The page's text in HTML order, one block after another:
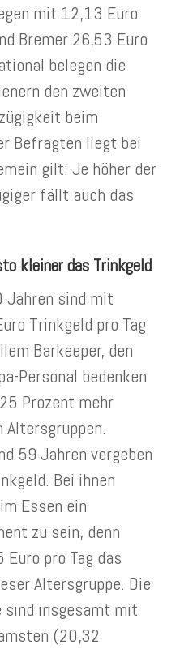
mit 12,13 Euro
Bremer 26,53 Euro
belegen die
den zweiten
beim
Befragten liegt bei
gilt: Je höher der
fällt auch das
kleiner das Trinkgeld
Jahren sind mit
Trinkgeld pro Tag
Barkeeper, den
Personal bedenken
Prozent mehr
Altersgruppen.
59 Jahren vergeben
Bei ihnen
Essen ein
zu sein, denn
pro Tag das
Altersgruppe. Die
sind insgesamt mit
(20,32